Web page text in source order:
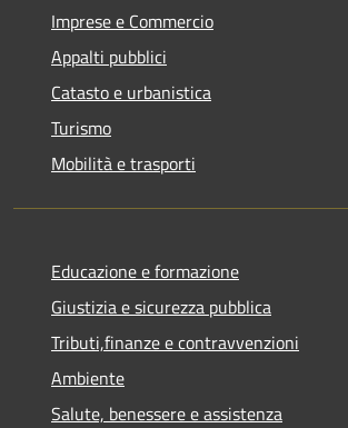
Imprese e Commercio
Appalti pubblici
Catasto e urbanistica
Turismo
Mobilità e trasporti
Educazione e formazione
Giustizia e sicurezza pubblica
Tributi,finanze e contravvenzioni
Ambiente
Salute, benessere e assistenza